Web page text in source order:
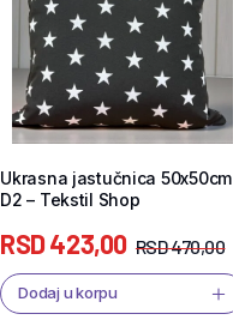
Ukrasna jastučnica 50x50cm
D2 – Tekstil Shop
RSD470,00
RSD423,00
Dodaj u korpu